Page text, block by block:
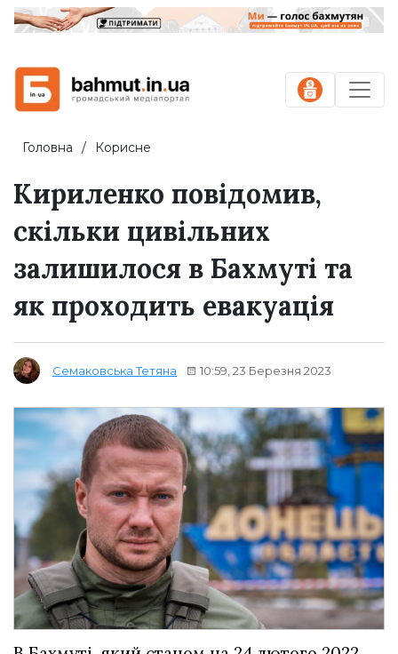
Головна Корисне
Кириленко повідомив,
скільки цивільних
залишилося в Бахмуті та
як проходить евакуація
Семаковська Тетяна 10:59, 23 Березня 2023